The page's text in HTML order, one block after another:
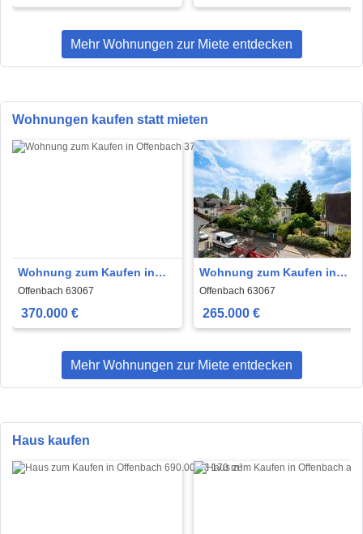
Mehr Wohnungen zur Miete entdecken
Wohnungen kaufen statt mieten
Wohnung zum Kaufen in
Offenbach 370.000 € 63 m²
Offenbach 63067
370.000 €
Wohnung zum Kaufen in
Offenbach 265.000 € 70 m²
Offenbach 63067
265.000 €
Mehr Wohnungen zur Miete entdecken
Haus kaufen